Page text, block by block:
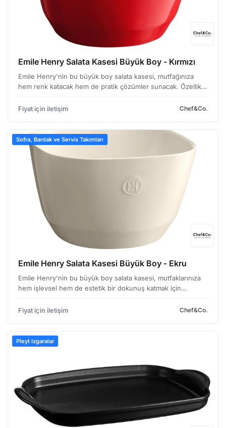
Emile Henry Salata Kasesi Büyük Boy - Kırmızı
Emile Henry'nin bu büyük boy salata kasesi, mutfağınıza
hem renk katacak hem de pratik çözümler sunacak. Özellikle
Kırmızı renk seçeneği, mutfak dekorasyonunuza can…
Fiyat için iletişim Chef&Co.
Sofra, Bardak ve Servis Takımları
Emile Henry Salata Kasesi Büyük Boy - Ekru
Emile Henry'nin bu büyük boy salata kasesi, mutfaklarınıza
hem işlevsel hem de estetik bir dokunuş katmak için
yapısıyla öne çıkıyor. Kase, geniş ağız yapısı sayesin…
Fiyat için iletişim Chef&Co.
Pleyt Izgaralar